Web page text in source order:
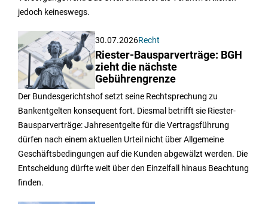
jedoch keineswegs.
30.07.2026Recht
Riester-Bausparverträge: BGH
zieht die nächste
Gebührengrenze
Der Bundesgerichtshof setzt seine Rechtsprechung zu
Bankentgelten konsequent fort. Diesmal betrifft sie Riester-
Bausparverträge: Jahresentgelte für die Vertragsführung
dürfen nach einem aktuellen Urteil nicht über Allgemeine
Geschäftsbedingungen auf die Kunden abgewälzt werden. Die
Entscheidung dürfte weit über den Einzelfall hinaus Beachtung
finden.